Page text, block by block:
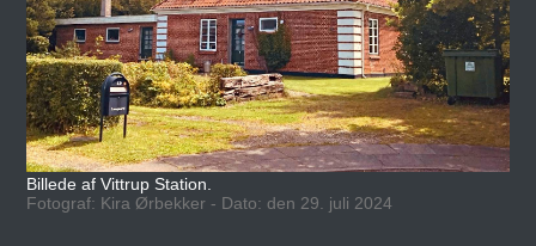
Billede af Vittrup Station.
Fotograf: Kira Ørbekker - Dato: den 29. juli 2024